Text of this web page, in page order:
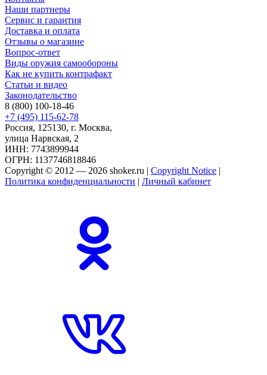
Наши партнеры
Сервис и гарантия
Доставка и оплата
Отзывы о магазине
Вопрос-ответ
Виды оружия самообороны
Как не купить контрафакт
Статьи и видео
Законодательство
8 (800) 100-18-46
+7 (495) 115-62-78
Россия, 125130, г. Москва,
улица Нарвская, 2
ИНН: 7743899944
ОГРН: 1137746818846
Copyright © 2012 — 2026 shoker.ru | Copyright Notice |
Политика конфиденциальности | Личный кабинет